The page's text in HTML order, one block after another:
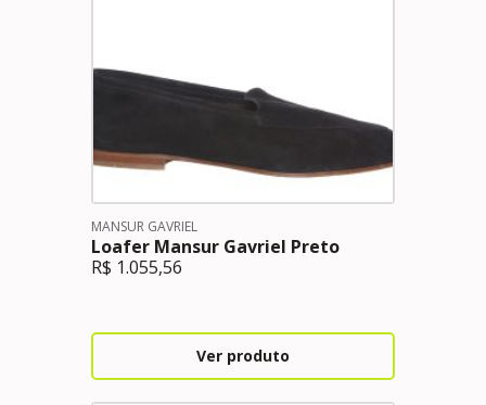
MANSUR GAVRIEL
Loafer Mansur Gavriel Preto
R$ 1.055,56
Ver produto